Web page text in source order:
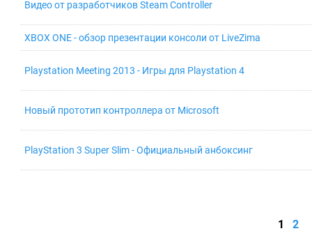
Видео от разработчиков Steam Controller
XBOX ONE - обзор презентации консоли от LiveZima
Playstation Meeting 2013 - Игры для Playstation 4
Новый прототип контроллера от Microsoft
PlayStation 3 Super Slim - Официальный анбоксинг
1 2